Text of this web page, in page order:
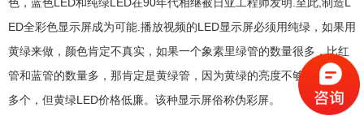
ED全彩色显示屏成为可能.播放视频的LED显示屏必须用纯绿，如果用
黄绿来做，颜色肯定不真实，如果一个象素里绿管的数量很多，比红
管和蓝管的数量多，那肯定是黄绿管，因为黄绿的亮度不够，必须用
多个，但黄绿LED价格低廉。该种显示屏俗称伪彩屏。